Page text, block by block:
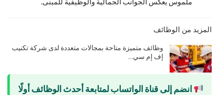
المزيد من الوظائف
وظائف متميزة متاحة بمجالات متعددة لدى شركة تكنيب
إف إم سي…
انضم إلى قناة الواتساب لمتابعة أحدث الوظائف أولًا